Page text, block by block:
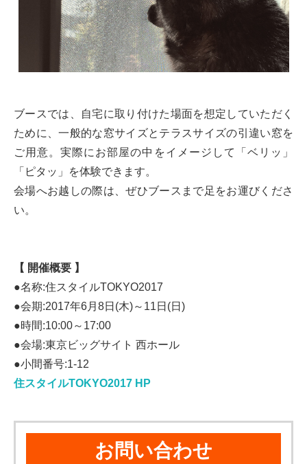
ブースでは、自宅に取り付けた場面を想定していただく
ために、一般的な窓サイズとテラスサイズの引違い窓を
ご用意。実際にお部屋の中をイメージして「ベリッ」
「ピタッ」を体験できます。
会場へお越しの際は、ぜひブースまで足をお運びくださ
い。
【 開催概要 】
●名称:住スタイルTOKYO2017
●会期:2017年6月8日(木)～11日(日)
●時間:10:00～17:00
●会場:東京ビッグサイト 西ホール
●小間番号:1-12
住スタイルTOKYO2017 HP
お問い合わせ